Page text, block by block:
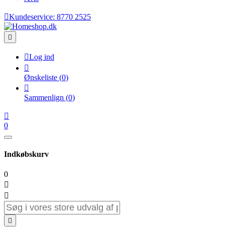
Kundeservice: 8770 2525

Log ind

Ønskeliste (0)

Sammenlign (0)

0
Indkøbskurv
0


